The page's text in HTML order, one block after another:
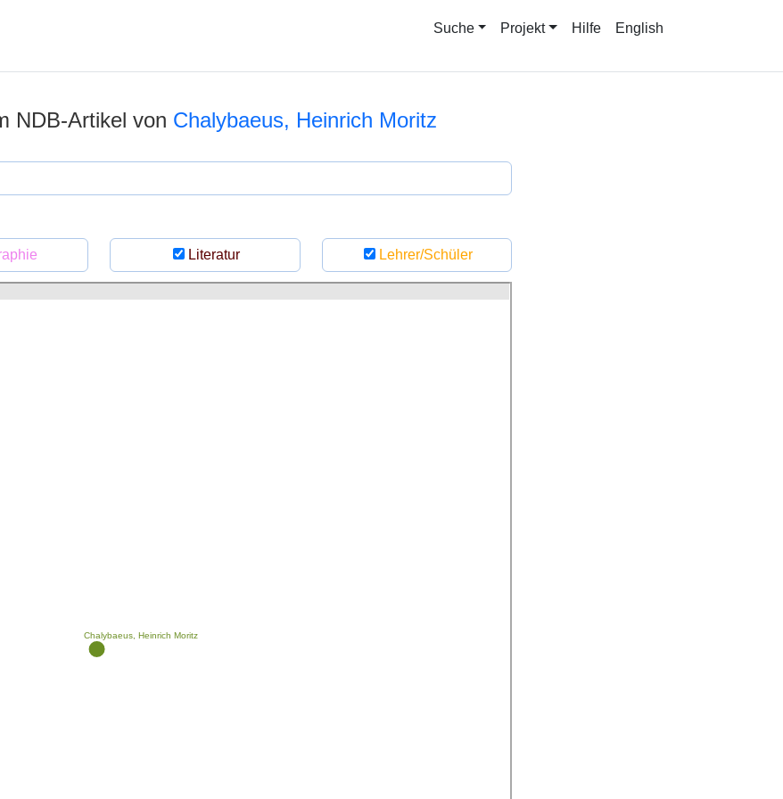
Suche Projekt Hilfe English
NDB-Artikel von Chalybaeus, Heinrich Moritz
Literatur Lehrer/Schüler
Chalybaeus, Heinrich Moritz